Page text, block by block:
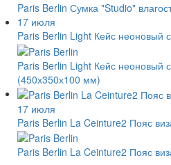
Paris Berlin Сумка "Studio"
17 июля
Paris Berlin Light Кейс неоновый
Paris Berlin Light Кейс неоновый
(450х350х100 мм)
17 июля
Paris Berlin La Ceinture2 Пояс
Paris Berlin La Ceinture2 Пояс